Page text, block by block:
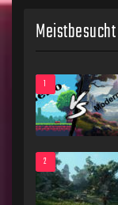
Meistbesucht